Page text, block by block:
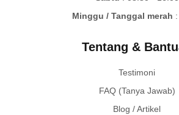
Minggu / Tanggal merah
Tentang &
Testimoni
FAQ (Tanya Jawab)
Blog / Artikel